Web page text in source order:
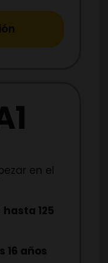
en el
hasta 125
16 años